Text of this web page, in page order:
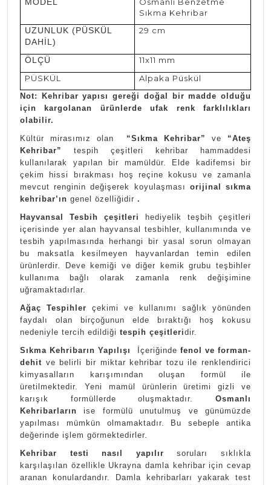
Sıkma Kehribar
UZUNLUK (PÜSKÜL
DAHİL)
29 cm
ÖLÇÜ
11x11 mm
PÜSKÜL
Alpaka Püskül
Not: Kehribar yapısı gereği doğal bir madde olduğu
için kargolanan ürünlerde ufak renk farklılıkları
olabilir.
Kültür mirasımız olan “Sıkma Kehribar” ve “Ateş
Kehribar” tespih çeşitleri kehribar hammaddesi
kullanılarak yapılan bir mamüldür. Elde kadifemsi bir
çekim hissi bırakması hoş reçine kokusu ve zamanla
mevcut renginin değişerek koyulaşması orijinal sıkma
kehribar’ın genel özelliğidir .
Hayvansal Tesbih çeşitleri
hediyelik teşbih çeşitleri
içerisinde yer alan hayvansal tesbihler, kullanımında ve
tesbih yapılmasında herhangi bir yasal sorun olmayan
bu maksatla kesilmeyen hayvanlardan temin edilen
ürünlerdir. Deve kemiği ve diğer kemik grubu teşbihler
kullanıma bağlı olarak zamanla renk değişimine
uğramaktadırlar.
Ağaç Tespihler çekimi ve kullanımı sağlık yönünden
faydalı olan birçoğunun elde bıraktığı hoş kokusu
nedeniyle tercih edildiği tespih çeşitleridir.
Sıkma Kehribarın Yapılışı
İçeriğinde fenol ve forman-
dehit ve belirli bir miktar kehribar tozu ile renklendirici
kimyasalların karışımından oluşan formül ile
üretilmektedir. Yeni mamül ürünlerin üretimi gizli ve
karışık formüllerde oluşmaktadır. Osmanlı
Kehribarların ise formülü unutulmuş ve günümüzde
yapılması mümkün olmamaktadır. Bu sebeple antika
değerinde işlem görmektedirler.
Kehribar testi nasıl yapılır soruları sıklıkla
karşılaşılan özellikle Ukrayna damla kehribar için cevap
aranan konulardandır. Damla kehribarları yakarak test